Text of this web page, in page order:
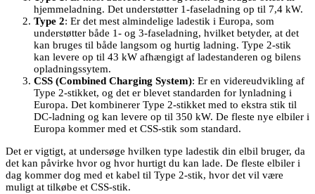
hjemmeladning. Det understøtter 1-faseladning op til 7,4 kW.
Type 2: Er det mest almindelige ladestik i Europa, som
understøtter både 1- og 3-faseladning, hvilket betyder, at det
kan bruges til både langsom og hurtig ladning. Type 2-stik
kan levere op til 43 kW afhængigt af ladestanderen og bilens
opladningssytem.
CSS (Combined Charging System): Er en videreudvikling af
Type 2-stikket, og det er blevet standarden for lynladning i
Europa. Det kombinerer Type 2-stikket med to ekstra stik til
DC-ladning og kan levere op til 350 kW. De fleste nye elbiler i
Europa kommer med et CSS-stik som standard.
Det er vigtigt, at undersøge hvilken type ladestik din elbil bruger, da
det kan påvirke hvor og hvor hurtigt du kan lade. De fleste elbiler i
dag kommer dog med et kabel til Type 2-stik, hvor det vil være
muligt at tilkøbe et CSS-stik.